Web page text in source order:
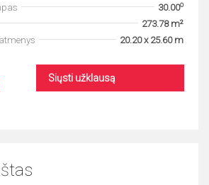
30.00o
273.78 m²
20.20 x 25.60 m
Siųsti užklausą